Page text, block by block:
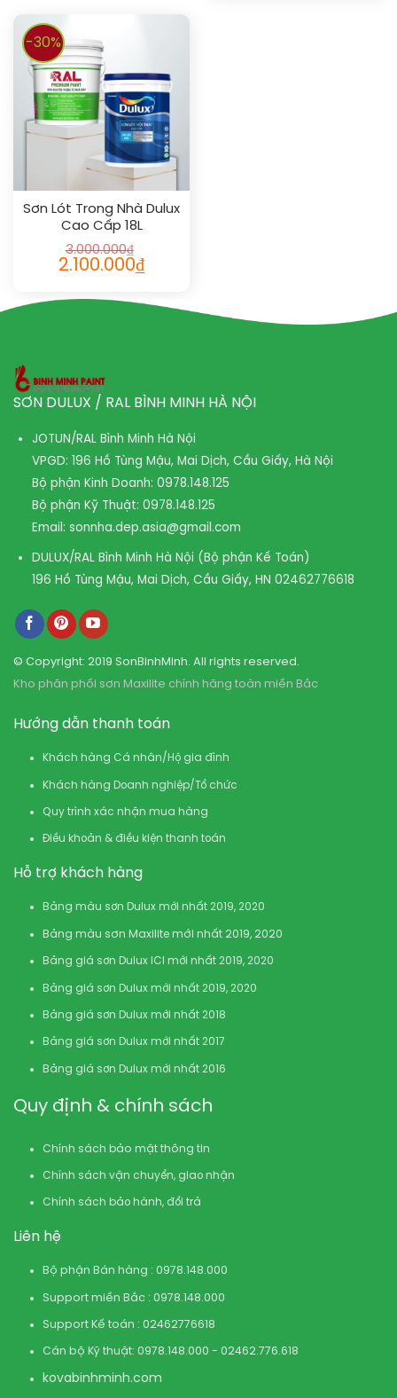
-30%
Sơn Lót Trong Nhà Dulux
Cao Cấp 18L
3.000.000₫
2.100.000₫
SƠN DULUX / RAL BÌNH MINH HÀ NỘI
JOTUN/RAL Bình Minh Hà Nội
VPGD: 196 Hồ Tùng Mậu, Mai Dịch, Cầu Giấy, Hà Nội
Bộ phận Kinh Doanh: 0978.148.125
Bộ phận Kỹ Thuật: 0978.148.125
Email: sonnha.dep.asia@gmail.com
DULUX/RAL Bình Minh Hà Nội (Bộ phận Kế Toán)
196 Hồ Tùng Mậu, Mai Dịch, Cầu Giấy, HN 02462776618
© Copyright: 2019 SonBinhMinh. All rights reserved.
Kho phân phối sơn Maxilite chính hãng toàn miền Bắc
Hướng dẫn thanh toán
Khách hàng Cá nhân/Hộ gia đình
Khách hàng Doanh nghiệp/Tổ chức
Quy trình xác nhận mua hàng
Điều khoản & điều kiện thanh toán
Hỗ trợ khách hàng
Bảng màu sơn Dulux mới nhất 2019, 2020
Bảng màu sơn Maxilite mới nhất 2019, 2020
Bảng giá sơn Dulux ICI mới nhất 2019, 2020
Bảng giá sơn Dulux mới nhất 2019, 2020
Bảng giá sơn Dulux mới nhất 2018
Bảng giá sơn Dulux mới nhất 2017
Bảng giá sơn Dulux mới nhất 2016
Quy định & chính sách
Chính sách bảo mật thông tin
Chính sách vận chuyển, giao nhận
Chính sách bảo hành, đổi trả
Liên hệ
Bộ phận Bán hàng : 0978.148.000
Support miền Bắc : 0978.148.000
Support Kế toán : 02462776618
Cán bộ Kỹ thuật: 0978.148.000 - 02462.776.618
kovabinhminh.com